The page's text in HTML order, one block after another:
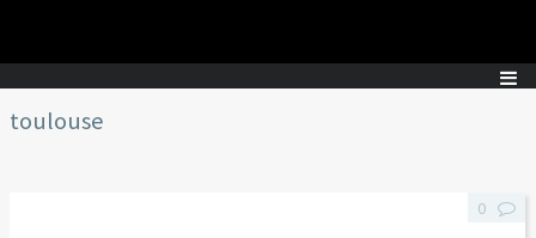
toulouse
0